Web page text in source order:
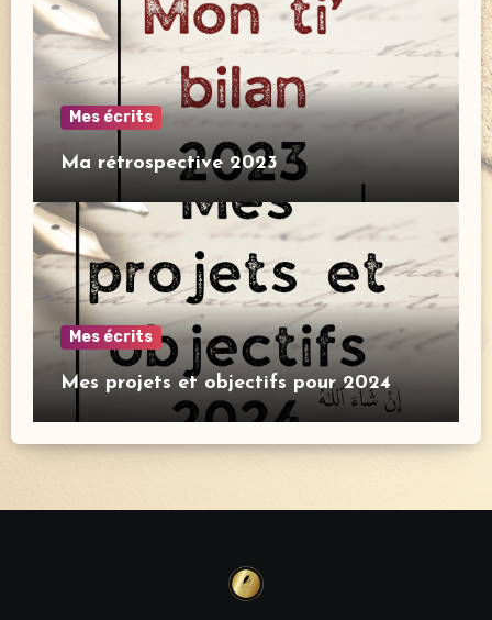
Mes écrits
Ma rétrospective 2023
Mes écrits
Mes projets et objectifs pour 2024